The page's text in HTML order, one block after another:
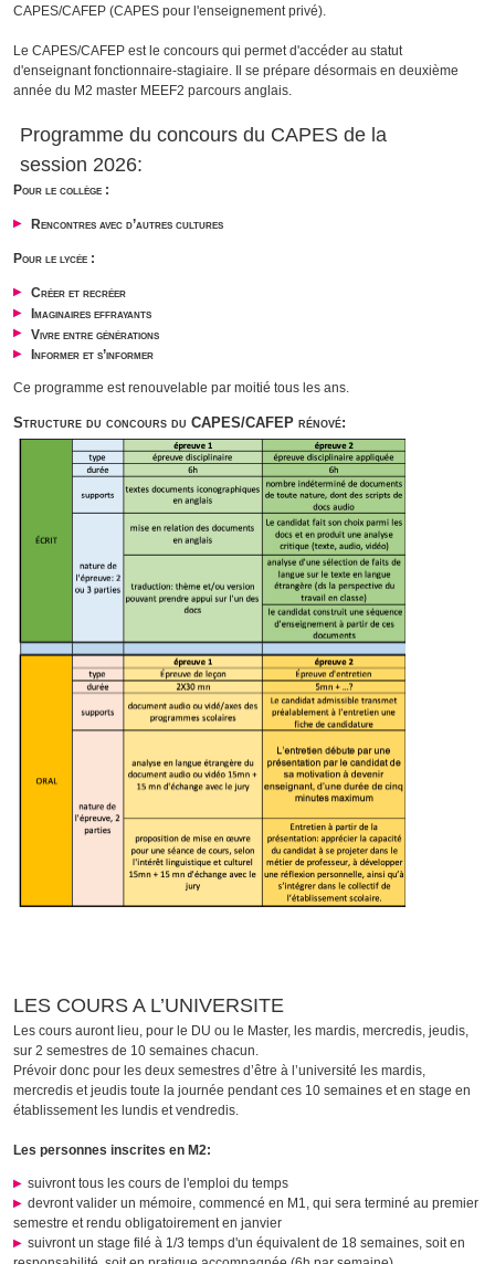
CAPES/CAFEP (CAPES pour l'enseignement privé).
Le CAPES/CAFEP est le concours qui permet d'accéder au statut
d'enseignant fonctionnaire-stagiaire. Il se prépare désormais en deuxième
année du M2 master MEEF2 parcours anglais.
Programme du concours du CAPES de la
session 2026:
Pour le collège :
Rencontres avec d’autres cultures
Pour le lycée :
Créer et recréer
Imaginaires effrayants
Vivre entre générations
Informer et s’informer
Ce programme est renouvelable par moitié tous les ans.
Structure du concours du CAPES/CAFEP rénové:
LES COURS A L’UNIVERSITE
Les cours auront lieu, pour le DU ou le Master, les mardis, mercredis, jeudis,
sur 2 semestres de 10 semaines chacun.
Prévoir donc pour les deux semestres d’être à l’université les mardis,
mercredis et jeudis toute la journée pendant ces 10 semaines et en stage en
établissement les lundis et vendredis.
Les personnes inscrites en M2:
suivront tous les cours de l'emploi du temps
devront valider un mémoire, commencé en M1, qui sera terminé au premier
semestre et rendu obligatoirement en janvier
suivront un stage filé à 1/3 temps d'un équivalent de 18 semaines, soit en